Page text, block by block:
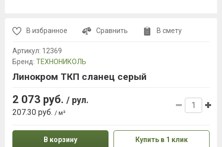
В избранное Сравнить В смету
Артикул: 12369
Бренд: ТЕХНОНИКОЛЬ
Линокром ТКП сланец серый
2 073 руб. / рул.
207.30 руб. / м²
В корзину Купить в 1 клик